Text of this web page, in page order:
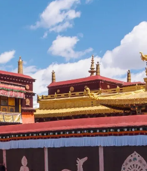
de la soie
géant
Yangtsé
vie locale de Pékin en 5 jours
paysages pittoresques de
Avis clients